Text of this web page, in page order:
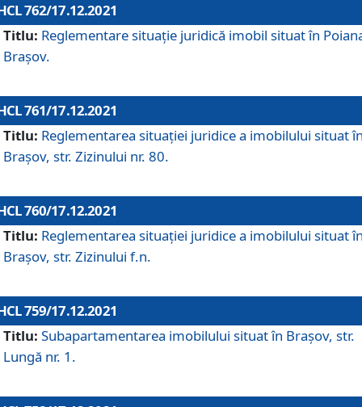
762/17.12.2021
Titlu: Reglementare situație juridică imobil situat în
Brașov.
761/17.12.2021
Titlu: Reglementarea situației juridice a imobilului situat
Brașov, str. Zizinului nr. 80.
760/17.12.2021
Titlu: Reglementarea situației juridice a imobilului situat
Brașov, str. Zizinului f.n.
759/17.12.2021
Titlu: Subapartamentarea imobilului situat în Brașov, str.
Lungă nr. 1.